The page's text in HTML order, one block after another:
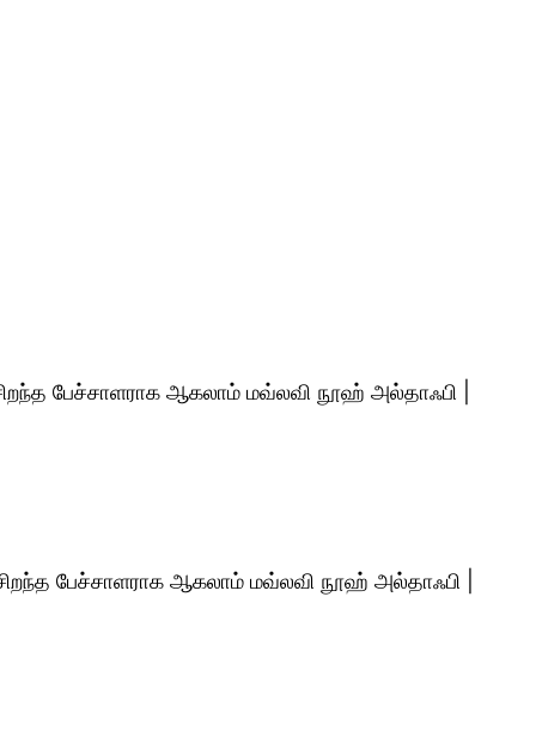
பேச்சாளராக ஆகலாம் மவ்லவி நூஹ் அல்தாஃபி |
பேச்சாளராக ஆகலாம் மவ்லவி நூஹ் அல்தாஃபி |